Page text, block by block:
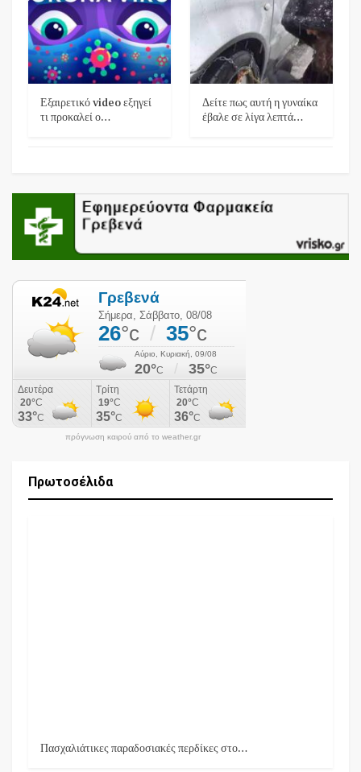
Εξαιρετικό video εξηγεί
τι προκαλεί ο…
Δείτε πως αυτή η γυναίκα
έβαλε σε λίγα λεπτά…
πρόγνωση καιρού από το weather.gr
Πρωτοσέλιδα
Πασχαλιάτικες παραδοσιακές περδίκες στο…